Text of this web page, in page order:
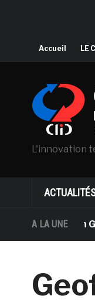
Accueil LE
L'innovation
A LA UNE
musée Van Gogh